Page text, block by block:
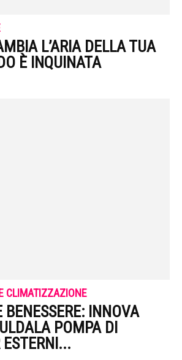
L’ARIA DELLA TUA
È INQUINATA
CLIMATIZZAZIONE
BENESSERE: INNOVA
POMPA DI
ESTERNI...